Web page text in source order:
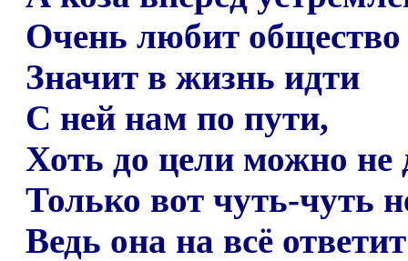
Очень любит
Значит в жизнь идти
С ней нам по пути,
Хоть до цели можно не
Только вот чуть-чуть
Ведь она на всё